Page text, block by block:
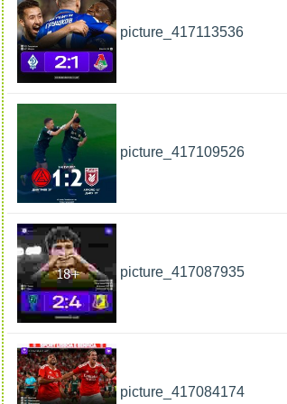
picture_417113536
picture_417109526
picture_417087935
picture_417084174